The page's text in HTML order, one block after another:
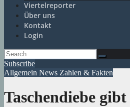
Viertelreporter
Über uns
Kontakt
Login
Subscribe
Allgemein News Zahlen & Fakten
Taschendiebe